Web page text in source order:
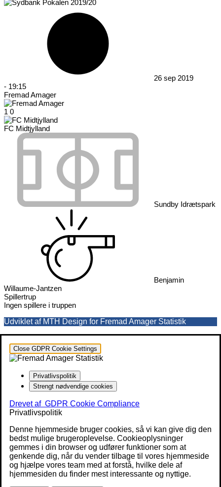
26 sep 2019
- 19:15
Fremad Amager
1 0
FC Midtjylland
Sundby Idrætspark
Benjamin
Willaume-Jantzen
Spillertrup
Ingen spillere i truppen
Udviklet af MTH Design for Fremad Amager Statistik
Close GDPR Cookie Settings
Privatlivspolitik
Strengt nødvendige cookies
Drevet af GDPR Cookie Compliance
Privatlivspolitik
Denne hjemmeside bruger cookies, så vi kan give dig den
bedst mulige brugeroplevelse. Cookieoplysninger
gemmes i din browser og udfører funktioner som at
genkende dig, når du vender tilbage til vores hjemmeside
og hjælpe vores team med at forstå, hvilke dele af
hjemmesiden du finder mest interessante og nyttige.